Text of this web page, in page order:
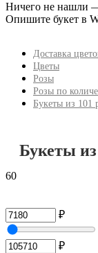
Ничего не нашли
Опишите букет в
Доставка
Цветы
Розы
Розы по
Букеты из 101
Букеты
60
₽
₽